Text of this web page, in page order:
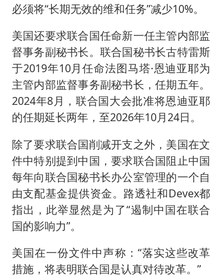
必须将“长期无效的维和任务”减少10%。
美国还要求联合国任命新一任主管内部监
督事务副秘书长。联合国秘书长古特雷斯
于2019年10月任命法图马塔·恩迪亚耶为
主管内部监督事务副秘书长，任期五年。
2024年8月，联合国大会批准将恩迪亚耶
的任期延长两年，至2026年10月24日。
除了要求联合国削减开支之外，美国在文
件中特别提到中国，要求联合国阻止中国
每年向联合国秘书长办公室管理的一个自
由支配基金提供资金。路透社和Devex都
指出，此举显然是为了“遏制中国在联合
国的影响力”。
美国在一份文件中声称：“落实这些改革
措施，将表明联合国是认真对待改革。”